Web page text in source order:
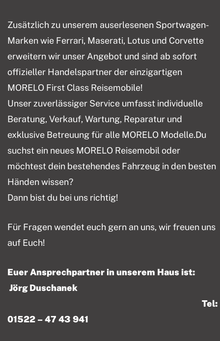
Zusätzlich zu unserem auserlesenen Sportwagen-
Marken wie Ferrari, Maserati, Lotus und Corvette
erweitern wir unser Angebot und sind ab sofort
offizieller Handelspartner der einzigartigen
MORELO First Class Reisemobile!
Unser zuverlässiger Service umfasst individuelle
Beratung, Verkauf, Wartung, Reparatur und
exklusive Betreuung für alle MORELO Modelle.Du
suchst ein neues MORELO Reisemobil oder
möchtest dein bestehendes Fahrzeug in den besten
Händen wissen?
Dann bist du bei uns richtig!
Für Fragen wendet euch gern an uns, wir freuen uns
auf Euch!
Euer Ansprechpartner in unserem Haus ist:
Jörg Duschanek
Tel:
01522 – 47 43 941